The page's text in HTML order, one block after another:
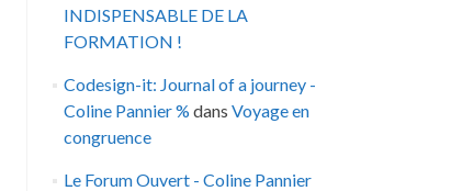
INDISPENSABLE DE LA
FORMATION !
Codesign-it: Journal of a journey -
Coline Pannier % dans Voyage en
congruence
Le Forum Ouvert - Coline Pannier